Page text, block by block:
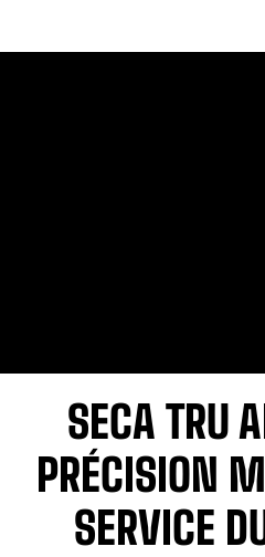
SECA TRU
PRÉCISION
SERVICE